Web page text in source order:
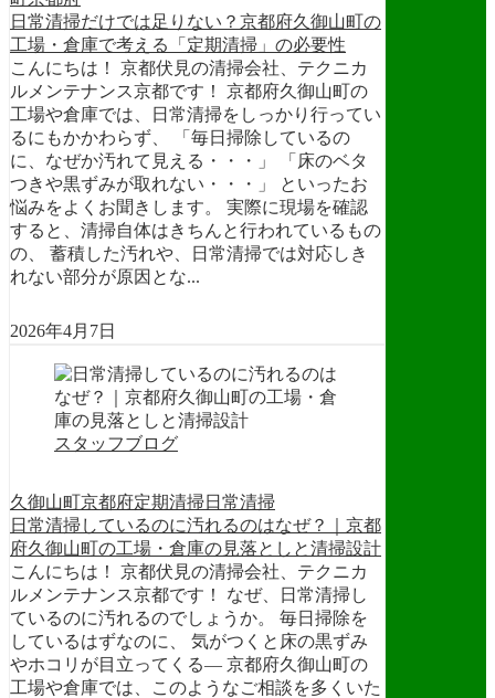
日常清掃だけでは足りない？京都府久御山町の
工場・倉庫で考える「定期清掃」の必要性
こんにちは！ 京都伏見の清掃会社、テクニカ
ルメンテナンス京都です！ 京都府久御山町の
工場や倉庫では、日常清掃をしっかり行ってい
るにもかかわらず、 「毎日掃除しているの
に、なぜか汚れて見える・・・」 「床のベタ
つきや黒ずみが取れない・・・」 といったお
悩みをよくお聞きします。 実際に現場を確認
すると、清掃自体はきちんと行われているもの
の、 蓄積した汚れや、日常清掃では対応しき
れない部分が原因とな...
2026年4月7日
スタッフブログ
久御山町京都府定期清掃日常清掃
日常清掃しているのに汚れるのはなぜ？｜京都
府久御山町の工場・倉庫の見落としと清掃設計
こんにちは！ 京都伏見の清掃会社、テクニカ
ルメンテナンス京都です！ なぜ、日常清掃し
ているのに汚れるのでしょうか。 毎日掃除を
しているはずなのに、 気がつくと床の黒ずみ
やホコリが目立ってくる― 京都府久御山町の
工場や倉庫では、このようなご相談を多くいた